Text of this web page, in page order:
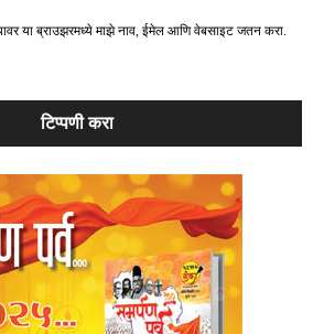
या ब्राउझरमध्ये माझे नाव, ईमेल आणि वेबसाइट जतन करा.